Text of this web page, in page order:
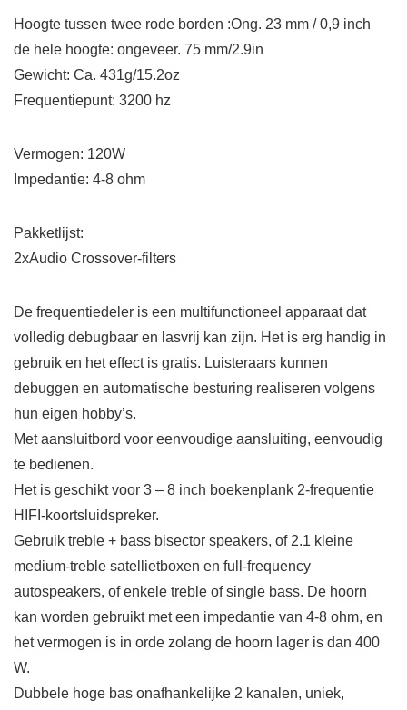
Hoogte tussen twee rode borden :Ong. 23 mm / 0,9 inch
de hele hoogte: ongeveer. 75 mm/2.9in
Gewicht: Ca. 431g/15.2oz
Frequentiepunt: 3200 hz
Vermogen: 120W
Impedantie: 4-8 ohm
Pakketlijst:
2xAudio Crossover-filters
De frequentiedeler is een multifunctioneel apparaat dat
volledig debugbaar en lasvrij kan zijn. Het is erg handig in
gebruik en het effect is gratis. Luisteraars kunnen
debuggen en automatische besturing realiseren volgens
hun eigen hobby’s.
Met aansluitbord voor eenvoudige aansluiting, eenvoudig
te bedienen.
Het is geschikt voor 3 – 8 inch boekenplank 2-frequentie
HIFI-koortsluidspreker.
Gebruik treble + bass bisector speakers, of 2.1 kleine
medium-treble satellietboxen en full-frequency
autospeakers, of enkele treble of single bass. De hoorn
kan worden gebruikt met een impedantie van 4-8 ohm, en
het vermogen is in orde zolang de hoorn lager is dan 400
W.
Dubbele hoge bas onafhankelijke 2 kanalen, uniek,